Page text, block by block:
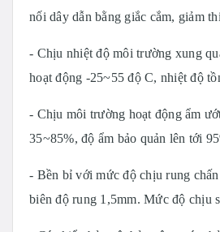
nối dây dẫn bằng giắc cắm, giảm
- Chịu nhiệt độ môi trường xung
hoạt động -25~55 độ C, nhiệt độ
- Chịu môi trường hoạt động ẩm
35~85%, độ ẩm bảo quản lên tới
- Bền bỉ với mức độ chịu rung
biên độ rung 1,5mm. Mức độ chịu